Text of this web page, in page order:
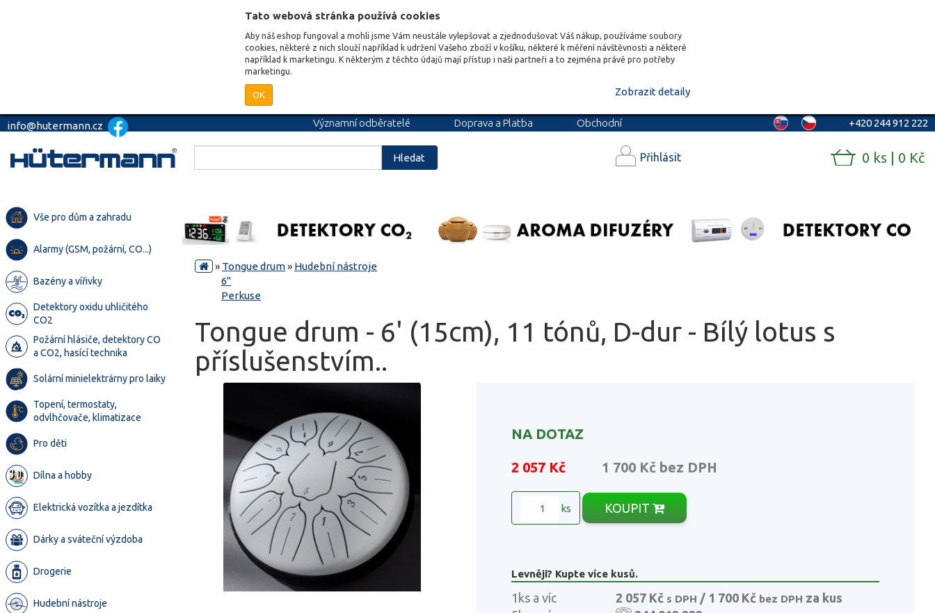
Tato webová stránka používá cookies
Aby náš eshop fungoval a mohli jsme Vám neustále vylepšovat a zjednodušovat Váš nákup, používáme soubory
cookies, některé z nich slouží například k udržení Vašeho zboží v košíku, některé k měření návštěvnosti a některé
například k marketingu. K některým z těchto údajů mají přístup i naši partneři a to zejména právě pro potřeby
marketingu.
OK Zobrazit detaily
info@hutermann.cz Významní odběratelé Doprava a Platba
Obchodní
+420 244 912 222
Hledat Přihlásit 0 ks | 0 Kč
Vše pro dům a zahradu
Alarmy (GSM, požární, CO...)
Bazény a vířivky
Detektory oxidu uhličitého
CO2
Požární hlásiče, detektory CO
a CO2, hasící technika
Solární minielektrárny pro laiky
Topení, termostaty,
odvlhčovače, klimatizace
Pro děti
Dílna a hobby
Elektrická vozítka a jezdítka
Dárky a sváteční výzdoba
Drogerie
Hudební nástroje
» Tongue drum» Hudební nástroje
6"
Perkuse
Tongue drum - 6' (15cm), 11 tónů, D-dur - Bílý lotus s
příslušenstvím..
NA DOTAZ
2 057 Kč 1 700 Kč bez DPH
ks KOUPIT
Levněji? Kupte více kusů.
1ks a víc 2 057 Kčs DPH / 1 700 Kč bez DPH za kus